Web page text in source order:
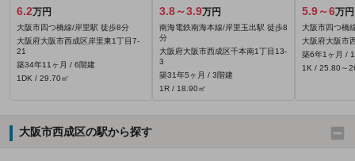
6.2万円
大阪市四つ橋線/岸里駅 徒歩8分
大阪府大阪市西成区岸里東1丁目7-
21
築34年11ヶ月 / 6階建
1DK / 29.70㎡
3.8～3.9万円
南海電鉄南海本線/岸里玉出駅 徒歩8
分
大阪府大阪市西成区千本南1丁目13-
3
築31年5ヶ月 / 3階建
1R / 18.90㎡
5.9～6万円
大阪市四つ橋
大阪府大阪市
築6年1ヶ月 /
1K / 25.80～
大阪市西成区の駅から探す